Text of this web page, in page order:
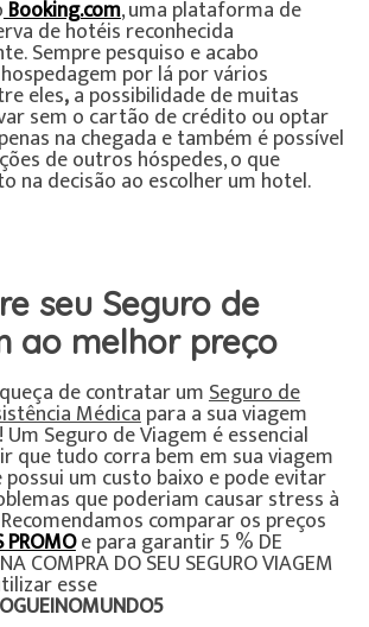
Booking.com, uma plataforma de
de hotéis reconhecida
Sempre pesquiso e acabo
por lá por vários
eles,a possibilidade de muitas
sem o cartão de crédito ou optar
na chegada e também é possível
de outros hóspedes, o que
na decisão ao escolher um hotel.
seu Seguro de
ao melhor preço
de contratar umSeguro de
Médicapara a sua viagem
Um Seguro de Viagem é essencial
que tudo corra bem em sua viagem
possui um custo baixo e pode evitar
que poderiam causar stress à
comparar os preços
PROMOe para garantir 5 % DE
COMPRA DO SEU SEGURO VIAGEM
esse